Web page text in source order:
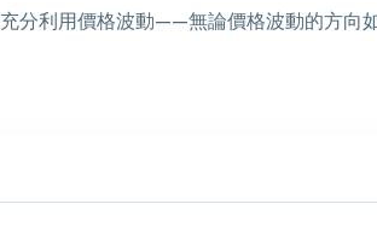
充分利用價格波動——無論價格波動的方向